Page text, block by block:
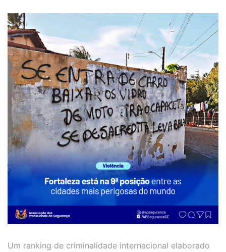
Um ranking de criminalidade internacional elaborado